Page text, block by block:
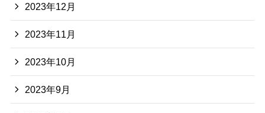
2023年12月
2023年11月
2023年10月
2023年9月